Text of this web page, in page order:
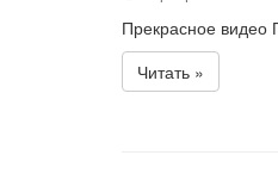
Прекрасное видео
Читать »